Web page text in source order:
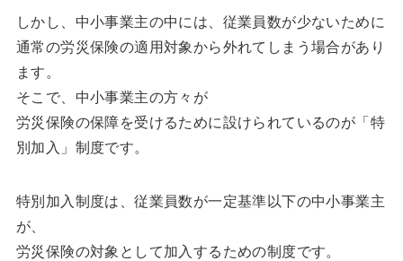
しかし、中小事業主の中には、従業員数が少ないために
通常の労災保険の適用対象から外れてしまう場合があり
ます。
そこで、中小事業主の方々が
労災保険の保障を受けるために設けられているのが「特
別加入」制度です。
特別加入制度は、従業員数が一定基準以下の中小事業主
が、
労災保険の対象として加入するための制度です。